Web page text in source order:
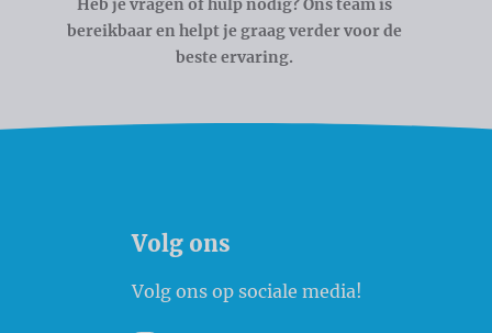
Heb je vragen of hulp nodig? Ons team is
bereikbaar en helpt je graag verder voor de
beste ervaring.
Volg ons
Volg ons op sociale media!